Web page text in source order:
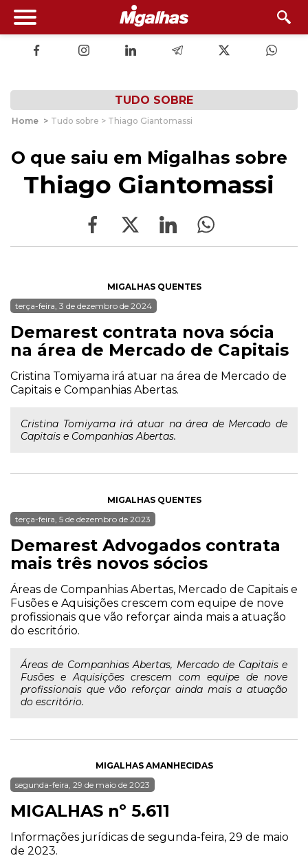
TUDO SOBRE
Home > Tudo sobre > Thiago Giantomassi
O que saiu em Migalhas sobre
Thiago Giantomassi
MIGALHAS QUENTES
terça-feira, 3 de dezembro de 2024
Demarest contrata nova sócia
na área de Mercado de Capitais
Cristina Tomiyama irá atuar na área de Mercado de
Capitais e Companhias Abertas.
Cristina Tomiyama irá atuar na área de Mercado de
Capitais e Companhias Abertas.
MIGALHAS QUENTES
terça-feira, 5 de dezembro de 2023
Demarest Advogados contrata
mais três novos sócios
Áreas de Companhias Abertas, Mercado de Capitais e
Fusões e Aquisições crescem com equipe de nove
profissionais que vão reforçar ainda mais a atuação
do escritório.
Áreas de Companhias Abertas, Mercado de Capitais e
Fusões e Aquisições crescem com equipe de nove
profissionais que vão reforçar ainda mais a atuação
do escritório.
MIGALHAS AMANHECIDAS
segunda-feira, 29 de maio de 2023
MIGALHAS nº 5.611
Informações jurídicas de segunda-feira, 29 de maio
de 2023.